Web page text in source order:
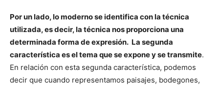
Por un lado, lo moderno se identifica con la técnica
utilizada, es decir, la técnica nos proporciona una
determinada forma de expresión. La segunda
característica es el tema que se expone y se transmite.
En relación con esta segunda característica, podemos
decir que cuando representamos paisajes, bodegones,